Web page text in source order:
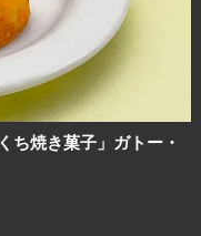
ち焼き菓子」ガトー・